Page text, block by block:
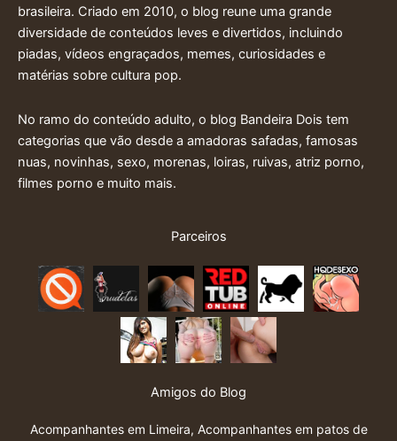
brasileira. Criado em 2010, o blog reune uma grande
diversidade de conteúdos leves e divertidos, incluindo
piadas, vídeos engraçados, memes, curiosidades e
matérias sobre cultura pop.
No ramo do conteúdo adulto, o blog Bandeira Dois tem
categorias que vão desde a amadoras safadas, famosas
nuas, novinhas, sexo, morenas, loiras, ruivas, atriz porno,
filmes porno e muito mais.
Parceiros
Amigos do Blog
Acompanhantes em Limeira, Acompanhantes em patos de